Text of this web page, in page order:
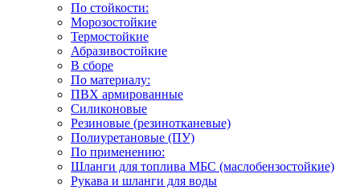
По стойкости:
Морозостойкие
Термостойкие
Абразивостойкие
В сборе
По материалу:
ПВХ армированные
Силиконовые
Резиновые (резинотканевые)
Полиуретановые (ПУ)
По применению:
Шланги для топлива МБС (маслобензостойкие)
Рукава и шланги для воды